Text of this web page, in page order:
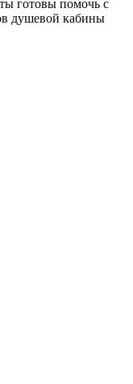
готовы помочь с
душевой кабины